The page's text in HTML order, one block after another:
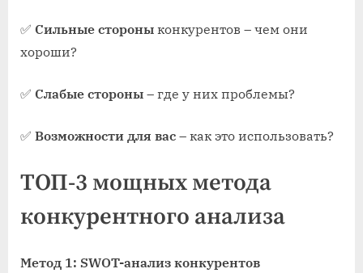
✅ Сильные стороны конкурентов – чем они
хороши?
✅ Слабые стороны – где у них проблемы?
✅ Возможности для вас – как это использовать?
ТОП-3 мощных метода
конкурентного анализа
Метод 1: SWOT-анализ конкурентов